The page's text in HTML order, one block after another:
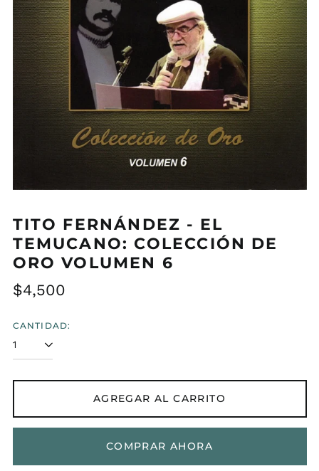
TITO FERNÁNDEZ - EL
TEMUCANO: COLECCIÓN DE
ORO VOLUMEN 6
Precio
$4,500
CANTIDAD:
AGREGAR AL CARRITO
COMPRAR AHORA